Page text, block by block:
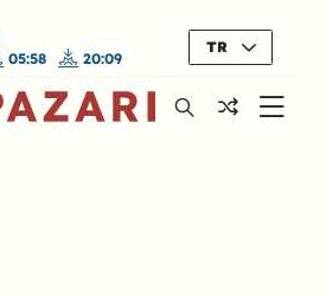
05:58 20:09
TR